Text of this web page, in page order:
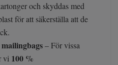
och skyddas med
för att säkerställa att de
– För vissa
vi 100 %